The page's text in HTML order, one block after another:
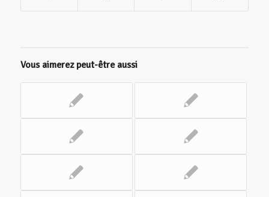
Vous aimerez peut-être aussi